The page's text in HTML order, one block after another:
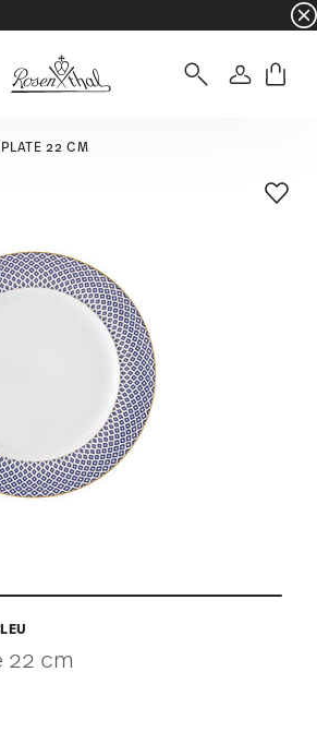
– Économisez encore plus
22 CM
22 cm
Liste